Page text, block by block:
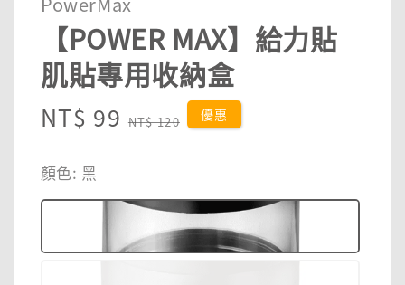
【POWER MAX】給力貼
肌貼專用收納盒
Sale
NT$ 99 Regular
NT$ 120 優惠
顏色: 黑